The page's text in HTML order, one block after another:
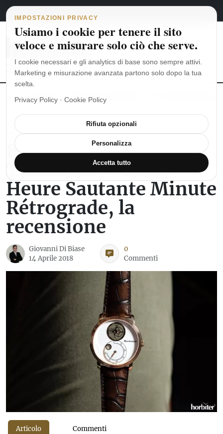
Vai al contenuto
Navigazione principale
8 agosto 2026 italiano
MoonSwatch: dalle origini al MISSION TO THE MOONPHASE
OROLOGI DI LUSSO
Blancpain Villeret
Tourbillon Volant
Heure Sautante Minute
Rétrograde, la
recensione
Giovanni Di Biase
14 Aprile 2018
0
Commenti
Articolo Commenti
IMPOSTAZIONI PRIVACY
Usiamo i cookie per tenere il sito
veloce e misurare solo ciò che serve.
I cookie necessari e gli analytics di base sono sempre attivi.
Marketing e misurazione avanzata partono solo dopo la tua
scelta.
Privacy Policy · Cookie Policy
Rifiuta opzionali
Personalizza
Accetta tutto